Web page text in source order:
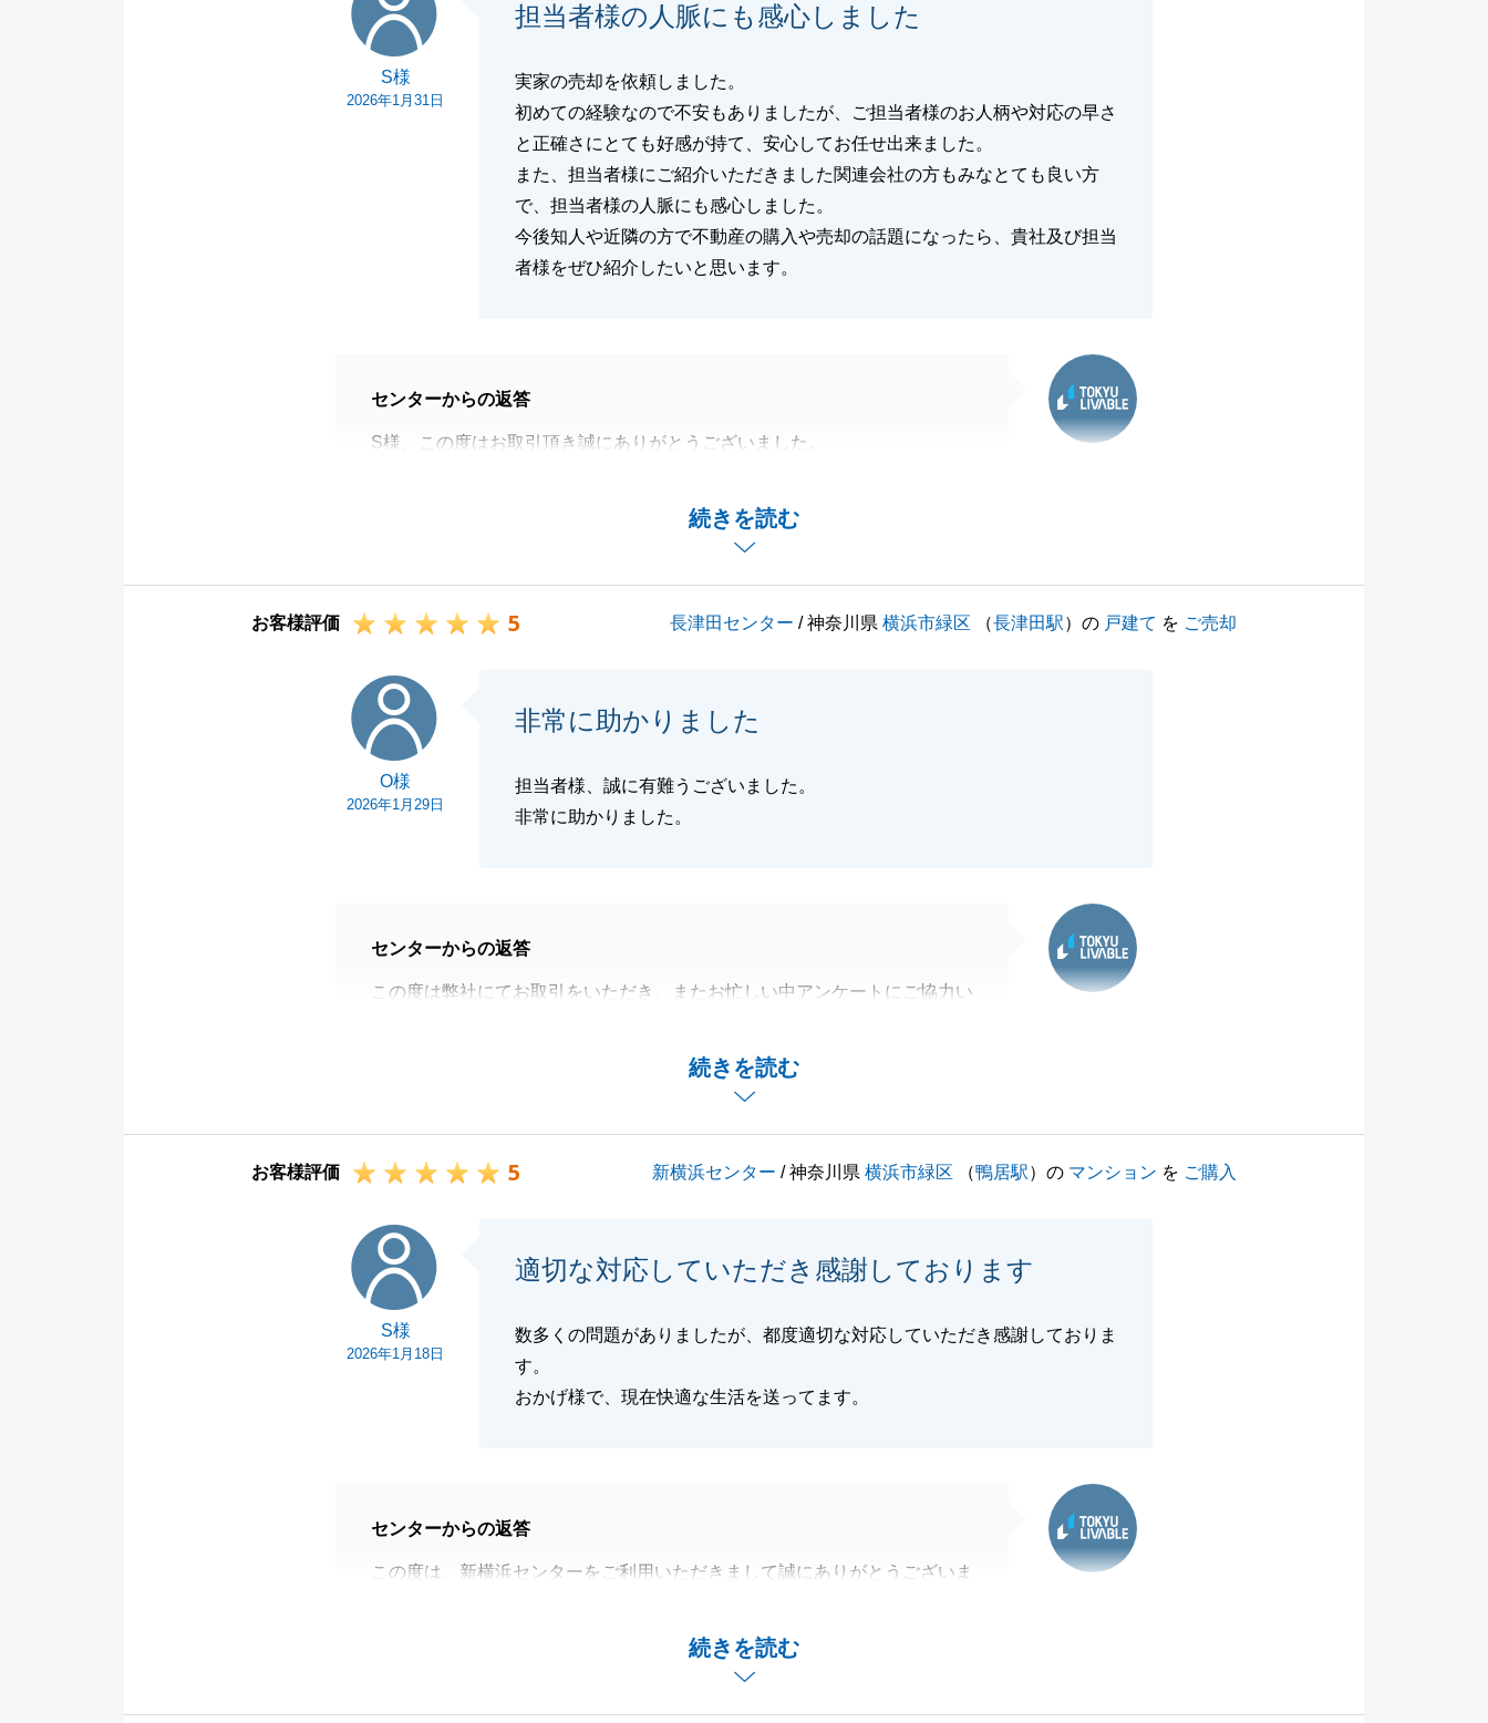
閉じる
S様
2026年1月31日
担当者様の人脈にも感心しました
実家の売却を依頼しました。
初めての経験なので不安もありましたが、ご担当者様のお人柄や対応の早さ
と正確さにとても好感が持て、安心してお任せ出来ました。
また、担当者様にご紹介いただきました関連会社の方もみなとても良い方
で、担当者様の人脈にも感心しました。
今後知人や近隣の方で不動産の購入や売却の話題になったら、貴社及び担当
者様をぜひ紹介したいと思います。
続きを読む
センターからの返答
S様、この度はお取引頂き誠にありがとうございました。
ただ、これもＳ様のご協力あってこそでございます。
周囲の方に自らお声がけを頂いたおかげで、測量もトラブルなく終了し、無
今後とも末永くよろしくお願いいたします。
お客様評価 5 長津田センター / 神奈川県横浜市緑区 （長津田駅）の 戸建て を ご売却
O様
2026年1月29日
非常に助かりました
担当者様、誠に有難うございました。
非常に助かりました。
続きを読む
センターからの返答
この度は弊社にてお取引をいただき、またお忙しい中アンケートにご協力い
O様の大切なお住まいのご売却を、微力ながらお手伝いでき、またお役にた
だければと存じます。
お客様評価 5 新横浜センター / 神奈川県横浜市緑区 （鴨居駅）の マンション を ご購入
S様
2026年1月18日
適切な対応していただき感謝しております
数多くの問題がありましたが、都度適切な対応していただき感謝しておりま
す。
おかげ様で、現在快適な生活を送ってます。
続きを読む
センターからの返答
この度は、新横浜センターをご利用いただきまして誠にありがとうございま
人生に何度もないお住まいのご購入を、微力ながらお手伝いでき、_またお
役にたてたこと大変光栄でございます。_